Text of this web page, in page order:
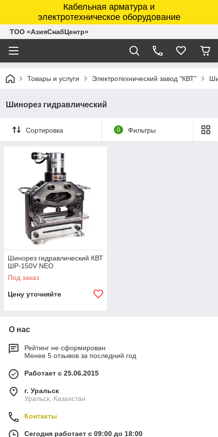
Кабельная арматура и
электротехническое оборудование
ТОО «АзияСнабЦентр»
Товары и услуги Электротехнический завод "КВТ"
Шинорез гидравлический
Сортировка 0 Фильтры
Шинорез гидравлический КВТ
ШР-150V NEO
Под заказ
Цену уточняйте
О нас
Рейтинг не сформирован
Менее 5 отзывов за последний год
Работает с 25.06.2015
г. Уральск
Уральск, Казахстан
Контакты
Сегодня работает с 09:00 до 18:00